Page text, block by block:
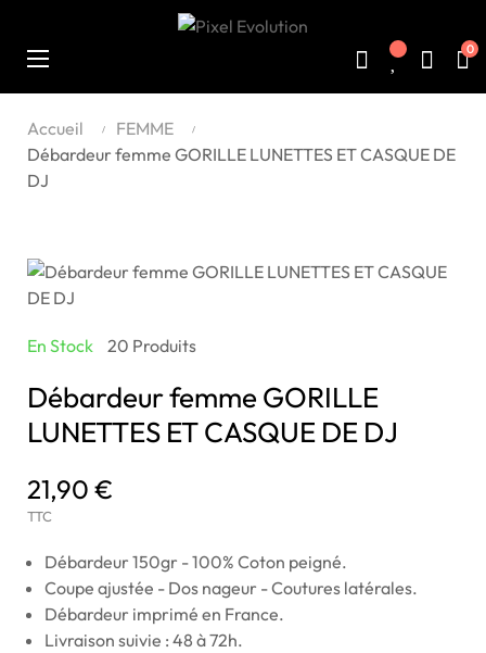
Basculer
☰ 0
Accueil
FEMME
Débardeur femme GORILLE LUNETTES ET CASQUE DE
DJ
En Stock 20 Produits
Débardeur femme GORILLE
LUNETTES ET CASQUE DE DJ
21,90 €
TTC
Débardeur 150gr - 100% Coton peigné.
Coupe ajustée - Dos nageur - Coutures latérales.
Débardeur imprimé en France.
Livraison suivie : 48 à 72h.